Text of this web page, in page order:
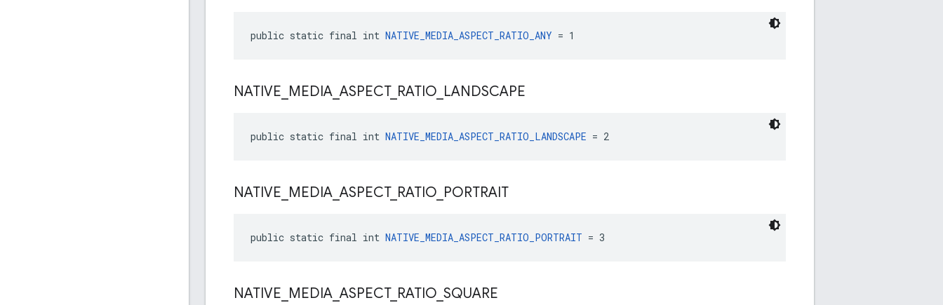
public static final int NATIVE_MEDIA_ASPECT_RATIO_ANY = 1
NATIVE MEDIA ASPECT_ RATIO LANDSCAPE
public static final int NATIVE_MEDIA_ASPECT_RATIO_LANDSCAPE = 2
NATIVE MEDIA ASPECT_ RATIO PORTRAIT
public static final int NATIVE_MEDIA_ASPECT_RATIO_PORTRAIT = 3
NATIVE MEDIA ASPECT_ RATIO SQUARE